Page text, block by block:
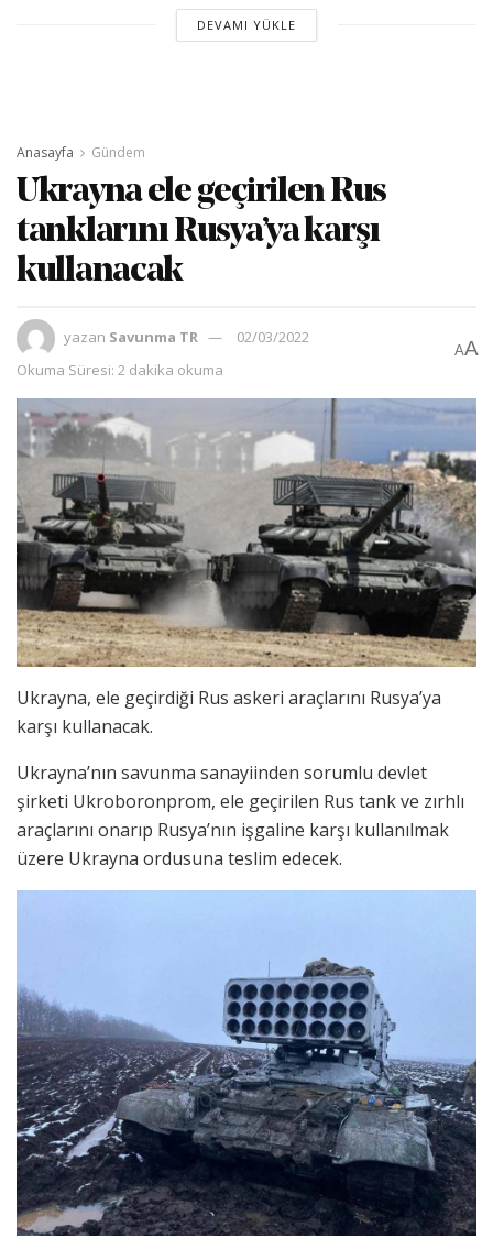
DEVAMI YÜKLE
Anasayfa Gündem
Ukrayna ele geçirilen Rus
tanklarını Rusya’ya karşı
kullanacak
yazan Savunma TR
02/03/2022
Okuma Süresi: 2 dakika okuma
AA
Ukrayna, ele geçirdiği Rus askeri araçlarını Rusya’ya
karşı kullanacak.
Ukrayna’nın savunma sanayiinden sorumlu devlet
şirketi Ukroboronprom, ele geçirilen Rus tank ve zırhlı
araçlarını onarıp Rusya’nın işgaline karşı kullanılmak
üzere Ukrayna ordusuna teslim edecek.